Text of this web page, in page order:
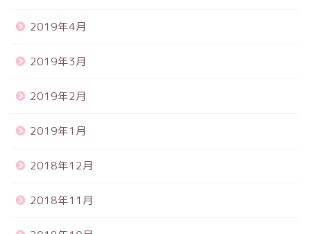
2019年4月
2019年3月
2019年2月
2019年1月
2018年12月
2018年11月